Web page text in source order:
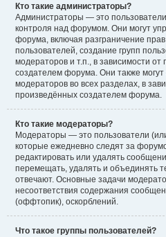
Кто такие администраторы?
Администраторы — это
контроля над форумом. Они могут
форума, включая разграничение
пользователей, создание групп
модераторов и т.п., в зависимости
создателем форума. Они также
модераторов во всех разделах, в
произведённых создателем форума.
Кто такие модераторы?
Модераторы — это пользователи
которые ежедневно следят за
редактировать или удалять
перемещать, удалять и объединять
отвечают. Основные задачи
несоответствия содержания
(оффтопик), оскорблений.
Что такое группы пользователей?